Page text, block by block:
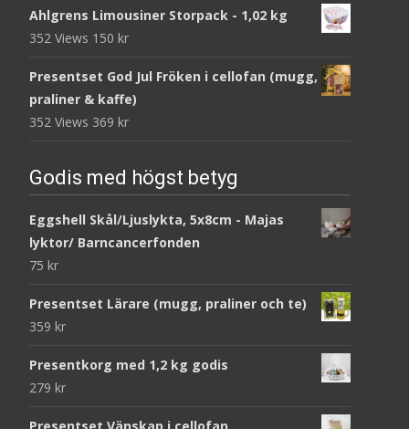
Ahlgrens Limousiner Storpack - 1,02 kg
352 Views 150 kr
Presentset God Jul Fröken i cellofan (mugg,
praliner & kaffe)
352 Views 369 kr
Godis med högst betyg
Eggshell Skål/Ljuslykta, 5x8cm - Majas
lyktor/ Barncancerfonden
75 kr
Presentset Lärare (mugg, praliner och te)
359 kr
Presentkorg med 1,2 kg godis
279 kr